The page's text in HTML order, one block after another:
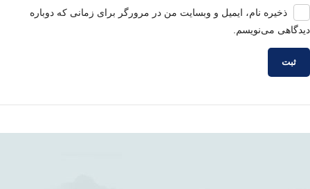
ذخیره نام، ایمیل و وبسایت من در مرورگر برای زمانی که دوباره
دیدگاهی می‌نویسم.